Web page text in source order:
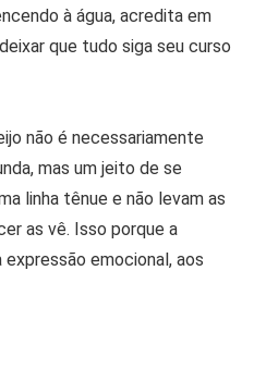
à água, acredita em
que tudo siga seu curso
não é necessariamente
mas um jeito de se
linha tênue e não levam as
as vê. Isso porque a
emocional, aos